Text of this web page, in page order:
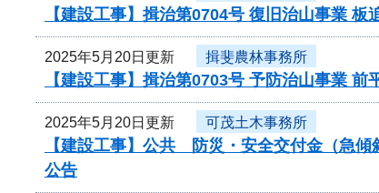
【建設工事】揖治第0704号 復旧治山事業
2025年5月20日更新 揖斐農林事務所
【建設工事】揖治第0703号 予防治山事業
2025年5月20日更新 可茂土木事務所
【建設工事】公共 防災・安全交付金（急
公告